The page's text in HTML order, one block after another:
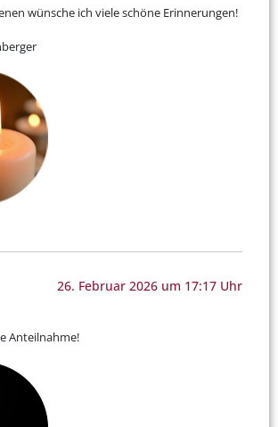
wünsche ich viele schöne Erinnerungen!
26. Februar 2026 um 17:17 Uhr
Anteilnahme!